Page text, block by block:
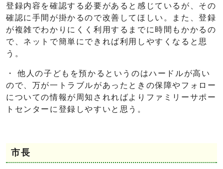
登録内容を確認する必要があると感じているが、その
確認に手間が掛かるので改善してほしい。また、登録
が複雑でわかりにくく利用するまでに時間もかかるの
で、ネットで簡単にできれば利用しやすくなると思
う。
・ 他人の子どもを預かるというのはハードルが高い
ので、万が一トラブルがあったときの保障やフォロー
についての情報が周知されればよりファミリーサポー
トセンターに登録しやすいと思う。
市長